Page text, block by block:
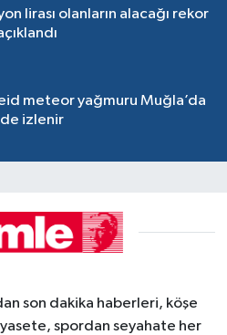
lirası olanların alacağı rekor
meteor yağmuru Muğla’da
izlenir
son dakika haberleri, köşe
spordan seyahate her